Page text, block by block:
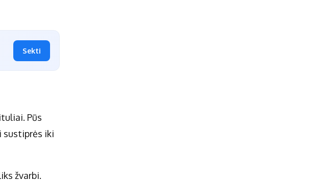
Sekti
Pūs
sustiprės iki
žvarbi.